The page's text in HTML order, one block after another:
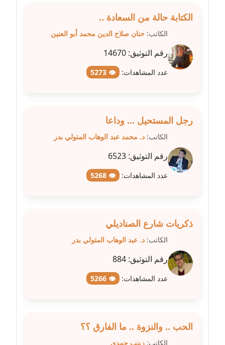
مدونة سالي علاء الدين
عاملة
مدونة سامح رشاد
عاملة
مدونة سامح فرج
عاملة
مدونة سحر أبو العلا
عاملة
عاملة
مدونة سعاد سيد
عاملة
مدونة سعيد زعلوك
عاملة
الكتابة حالة من السعادة ..
الكاتب: حنان صلاح الدين محمد أبو العنين
رقم التوثيق: 14670
عدد المشاهدات: 👁 5273
رجل المستحيل ... وداعا
الكاتب: د. محمد عبد الوهاب المتولي بدر
رقم التوثيق: 6523
عدد المشاهدات: 👁 5268
ذكريات شارع الصناديلي
الكاتب: د. عبد الوهاب المتولي بدر
رقم التوثيق: 884
عدد المشاهدات: 👁 5266
الحب .. والنزوة .. ما الفارق ؟؟
الكاتب: زينب حمدي